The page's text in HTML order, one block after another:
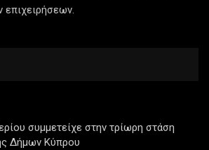
συμμετείχε στην τρίωρη στάση
Δήμων Κύπρου